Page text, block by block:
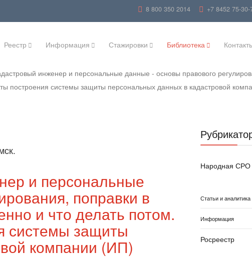
8 800 350 2014 +7 8452 75-30-
Реестр Информация Стажировки Библиотека
инженер и персональные данные - основы правового
построения системы защиты персональных данных в кадастровой
и персональные
поправки в
и что делать потом.
системы защиты
компании (ИП)
Народная СРО
Статьи и аналитика
Информация
Росреестр